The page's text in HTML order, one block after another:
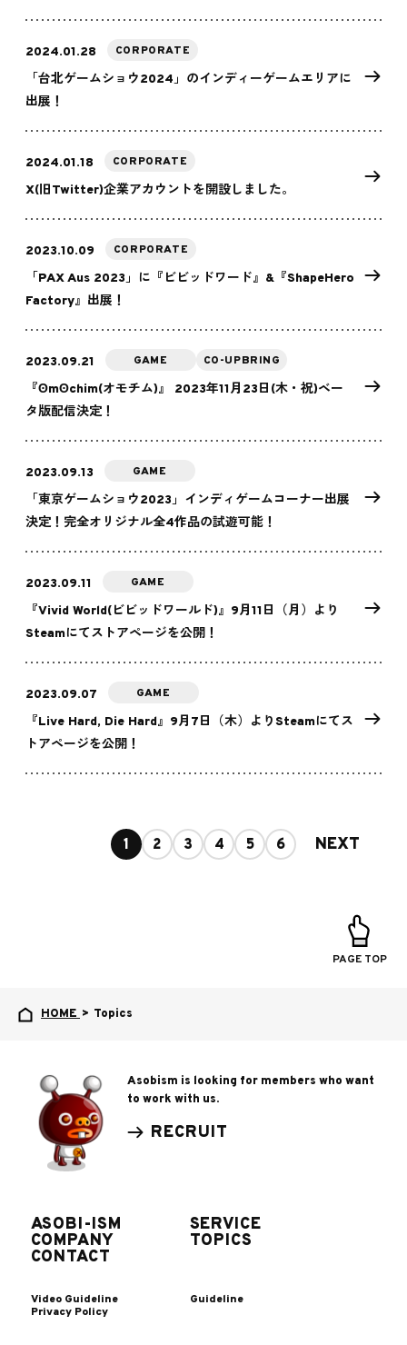
2024.01.28 CORPORATE
「台北ゲームショウ2024」のインディーゲームエリアに
出展！
2024.01.18 CORPORATE
X(旧Twitter)企業アカウントを開設しました。
2023.10.09 CORPORATE
「PAX Aus 2023」に『ビビッドワード』&『ShapeHero
Factory』出展！
2023.09.21 GAME CO-UPBRING
『ʘmʘchim(オモチム)』 2023年11月23日(木・祝)ベー
タ版配信決定！
2023.09.13 GAME
「東京ゲームショウ2023」インディゲームコーナー出展
決定！完全オリジナル全4作品の試遊可能！
2023.09.11 GAME
『Vivid World(ビビッドワールド)』9月11日（月）より
Steamにてストアページを公開！
2023.09.07 GAME
『Live Hard, Die Hard』9月7日（木）よりSteamにてス
トアページを公開！
1 2 3 4 5 6 NEXT
PAGE TOP
HOME > Topics
Asobism is looking for members who want
to work with us.
RECRUIT
ASOBI-ISM SERVICE
COMPANY TOPICS
CONTACT
Video Guideline
Guideline
Privacy Policy